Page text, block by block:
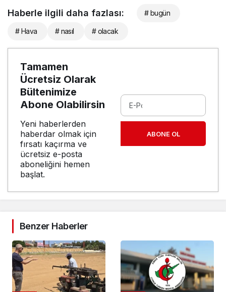
Haberle ilgili daha fazlası: # bugün
# Hava # nasıl # olacak
Tamamen
Ücretsiz Olarak
Bültenimize
Abone Olabilirsin
Yeni haberlerden
haberdar olmak için
fırsatı kaçırma ve
ücretsiz e-posta
aboneliğini hemen
başlat.
ABONE OL
Benzer Haberler